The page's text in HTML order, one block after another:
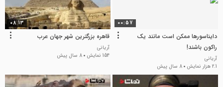
00:57
دایناسورها ممکن است مانند یک
راکون باشند!
آریانی
2.1 هزار نمایش
8 سال پیش
08:13
قاهره بزرگترین شهر جهان عرب
آریانی
154 نمایش
8 سال پیش